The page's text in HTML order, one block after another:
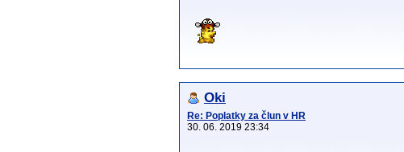
Oki
Re: Poplatky za člun v HR
30. 06. 2019 23:34